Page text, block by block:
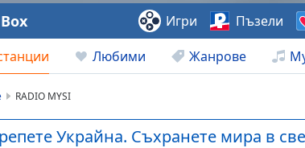
Любими Жанрове
Игри Пъзели
RADIO MYSI
Украйна. Съхранете мира в